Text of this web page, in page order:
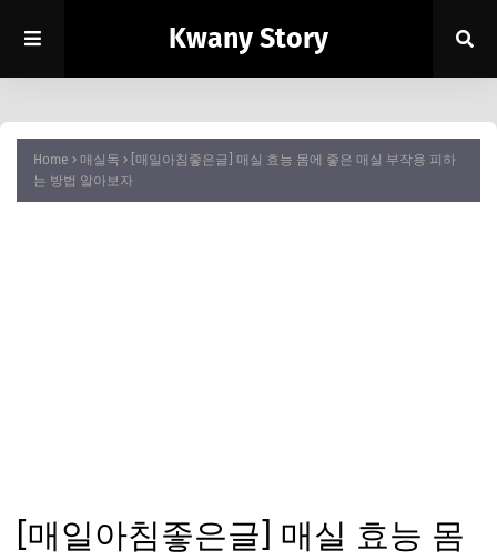
Kwany Story
Home 매실독
[매일아침좋은글] 매실 효능 몸에 좋은 매실 부작용 피하
는 방법 알아보자
[매일아침좋은글] 매실 효능 몸